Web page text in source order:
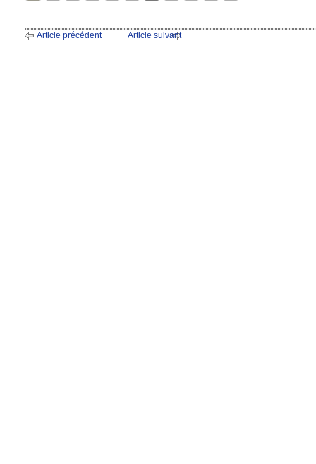
Article précédent Article suivant